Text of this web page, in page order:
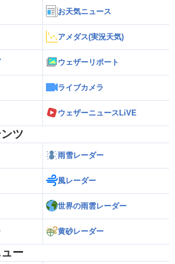
お天気ニュース
アメダス(実況天気)
ウェザーリポート
ライブカメラ
ウェザーニュースLiVE
ツ
雨雪レーダー
風レーダー
世界の雨雲レーダー
黄砂レーダー
ー